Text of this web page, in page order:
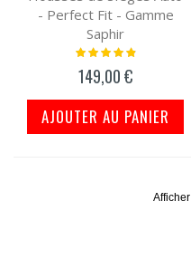
- Perfect Fit - Gamme
Saphir
Notation:
149,00 €
AJOUTER AU PANIER
Afficher